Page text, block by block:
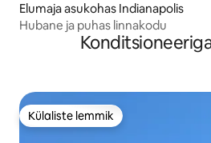
Elumaja asukohas Indianapolis
Hubane ja puhas linnakodu
Külaliste lemmik
Külaliste lemmik